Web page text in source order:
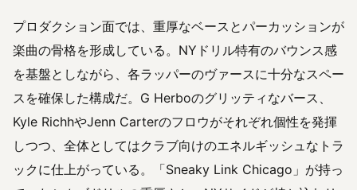
プロダクション面では、重厚なベースとパーカッションが
楽曲の骨格を形成している。NYドリル特有のバウンス感
を基盤としながら、各ラッパーのヴァースに十分なスペー
スを確保した構成だ。G Herboのグリッティなバース、
Kyle RichhやJenn Carterのフロウがそれぞれ個性を発揮
しつつ、全体としてはクラブ向けのエネルギッシュなトラ
ックに仕上がっている。「Sneaky Link Chicago」が持っ